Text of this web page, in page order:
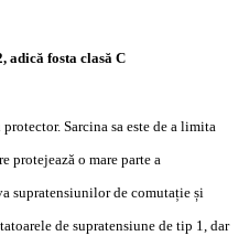
adică fosta clasă C
protector. Sarcina sa este de a limita
protejează o mare parte a
supratensiunilor de comutație și
de supratensiune de tip 1, dar